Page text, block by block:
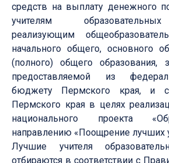
средств на выплату денежного
учителям
реализующим
начального общего, основного
(полного) общего образования,
предоставляемой из
бюджету Пермского края, и
Пермского края в целях
национального проекта
направлению «Поощрение лучших
Лучшие учителя
отбираются в соответствии с